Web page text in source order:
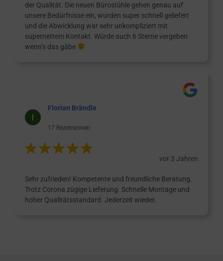
der Qualität. Die neuen Bürostühle gehen genau auf
unsere Bedürfnisse ein, wurden super schnell geliefert
und die Abwicklung war sehr unkompliziert mit
supernettem Kontakt. Würde auch 6 Sterne vergeben
wenn’s das gäbe
Florian Brändle
17 Rezensionen
vor 3 Jahren
Sehr zufrieden! Kompetente und freundliche Beratung.
Trotz Corona zügige Lieferung. Schnelle Montage und
hoher Qualitätsstandard. Jederzeit wieder.